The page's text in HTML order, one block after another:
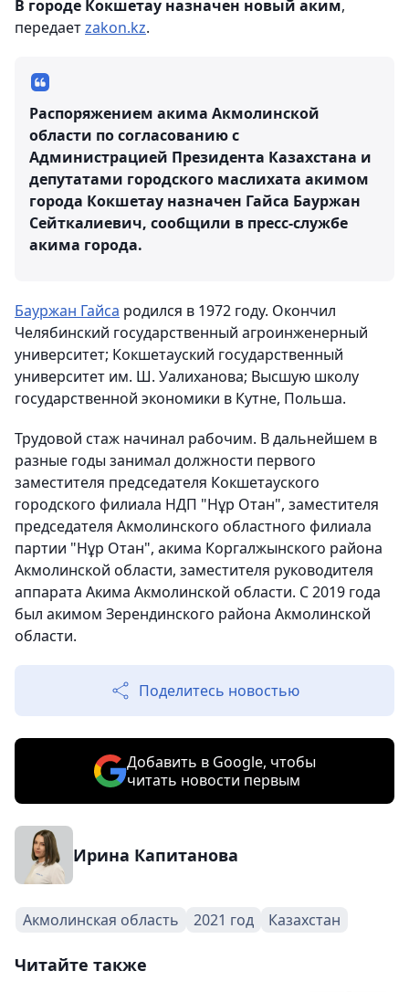
В городе Кокшетау назначен новый аким,
передаетzakon.kz.
Распоряжением акима Акмолинской
области по согласованию с
Администрацией Президента Казахстана и
депутатами городского маслихата акимом
города Кокшетау назначен Гайса Бауржан
Сейткалиевич, сообщили в пресс-службе
акима города.
Бауржан Гайса родился в 1972 году. Окончил
Челябинский государственный агроинженерный
университет; Кокшетауский государственный
университет им. Ш. Уалиханова; Высшую школу
государственной экономики в Кутне, Польша.
Трудовой стаж начинал рабочим. В дальнейшем в
разные годы занимал должности первого
заместителя председателя Кокшетауского
городского филиала НДП "Нұр Отан", заместителя
председателя Акмолинского областного филиала
партии "Нұр Отан", акима Коргалжынского района
Акмолинской области, заместителя руководителя
аппарата Акима Акмолинской области. С 2019 года
был акимом Зерендинского района Акмолинской
области.
Поделитесь новостью
Добавить в Google, чтобы
читать новости первым
Ирина Капитанова
Акмолинская область 2021 год Казахстан
Читайте также